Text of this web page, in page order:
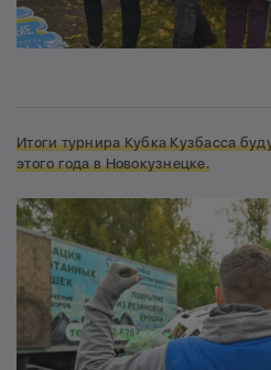
Итоги турнира Кубка Кузбасса
этого года в Новокузнецке.